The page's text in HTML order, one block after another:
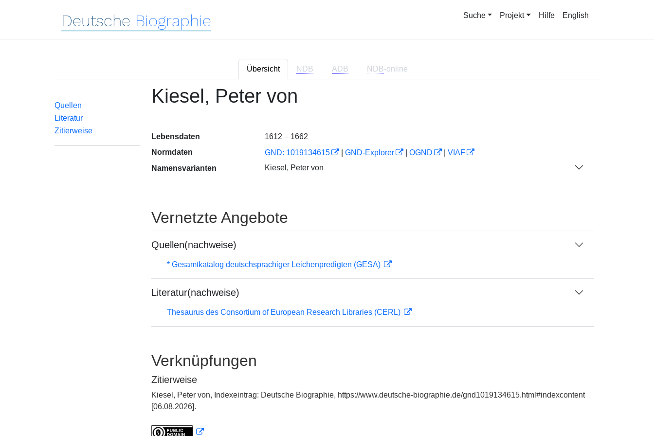
Deutsche Biographie Suche Projekt Hilfe English
Übersicht NDB ADB NDB-online
Quellen
Literatur
Zitierweise
Kiesel, Peter von
Lebensdaten
1612 – 1662
Normdaten
GND: 1019134615 GND-Explorer OGND
VIAF
Namensvarianten
Kiesel, Peter von
Vernetzte Angebote
Quellen(nachweise)
* Gesamtkatalog deutschsprachiger Leichenpredigten (GESA)
Literatur(nachweise)
Thesaurus des Consortium of European Research Libraries (CERL)
Verknüpfungen
Zitierweise
Kiesel, Peter von, Indexeintrag: Deutsche Biographie, https://www.deutsche-biographie.de/gnd1019134615.html#indexcontent
[06.08.2026].